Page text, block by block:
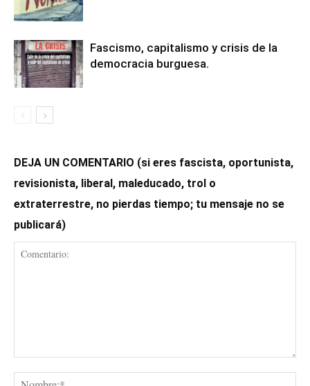
Fascismo, capitalismo y crisis de la
democracia burguesa.
DEJA UN COMENTARIO (si eres fascista, oportunista,
revisionista, liberal, maleducado, trol o
extraterrestre, no pierdas tiempo; tu mensaje no se
publicará)